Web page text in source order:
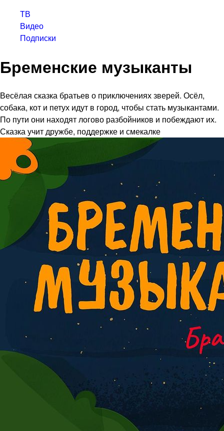
ТВ
Видео
Подписки
Бременские музыканты
Весёлая сказка братьев о приключениях зверей. Осёл,
собака, кот и петух идут в город, чтобы стать музыкантами.
По пути они находят логово разбойников и побеждают их.
Сказка учит дружбе, поддержке и смекалке